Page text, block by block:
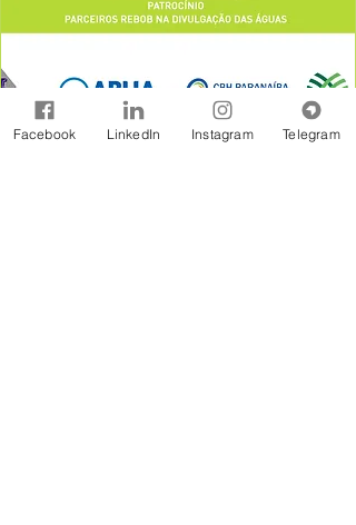
Facebook LinkedIn Instagram Telegram